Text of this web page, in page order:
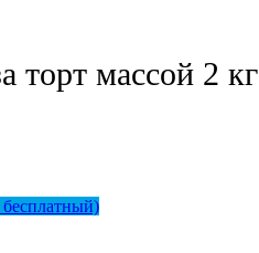
торт массой 2 кг
бесплатный)